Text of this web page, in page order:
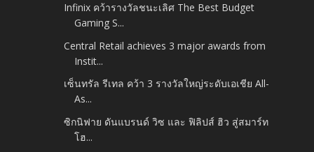
Infinix คว้ารางวัลชนะเลิศ The Best Budget
Gaming S...
Central Retail achieves 3 major awards from
Instit...
เซ็นทรัล รีเทล คว้า 3 รางวัลใหญ่ระดับเอเชีย All-
As...
ซิกนิฟาย ดันแบรนด์ วิซ และ ฟิลิปส์ ฮิว สู่สมาร์ท
โฮ...